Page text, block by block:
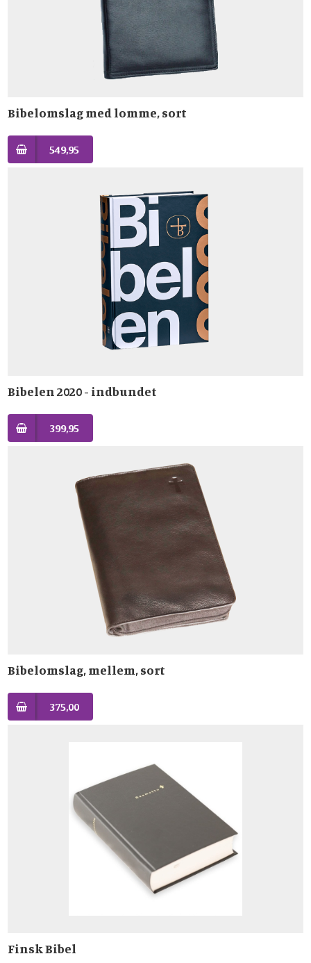
Bibelomslag med lomme, sort
549,95
Bibelen 2020 - indbundet
399,95
Bibelomslag, mellem, sort
375,00
Finsk Bibel